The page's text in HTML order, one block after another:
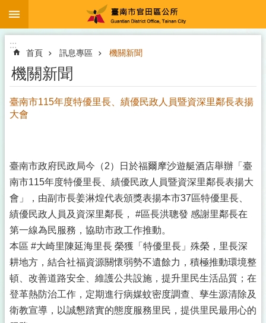
跳到主要內容區塊
:::
首頁 訊息專區 機關新聞
機關新聞
臺南市115年度特優里長、績優民政人員暨資深里鄰長表揚
大會
臺南市政府民政局今（2）日於福爾摩沙遊艇酒店舉辦「臺
南市115年度特優里長、績優民政人員暨資深里鄰長表揚大
會」，由副市長姜淋煌代表頒獎表揚本市37區特優里長、
績優民政人員及資深里鄰長， #區長洪聰發 感謝里鄰長在
第一線為民服務，協助市政工作推動。
本區 #大崎里陳延海里長 榮獲「特優里長」殊榮，里長深
耕地方，結合社福資源關懷弱勢不遺餘力，積極推動環境整
頓、改善道路安全、維護公共設施，提升里民生活品質；在
登革熱防治工作，定期進行病媒蚊密度調查、孳生源清除及
衛教宣導，以誠懇踏實的態度服務里民，提供里民最用心的